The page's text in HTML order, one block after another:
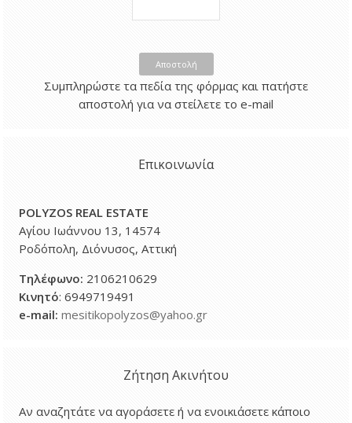
Αποστολή
Συμπληρώστε τα πεδία της φόρμας και πατήστε
αποστολή για να στείλετε το e-mail
Επικοινωνία
POLYZOS REAL ESTATE
Αγίου Ιωάννου 13, 14574
Ροδόπολη, Διόνυσος, Αττική
Τηλέφωνο: 2106210629
Κινητό: 6949719491
e-mail: mesitikopolyzos@yahoo.gr
Ζήτηση Ακινήτου
Αν αναζητάτε να αγοράσετε ή να ενοικιάσετε κάποιο